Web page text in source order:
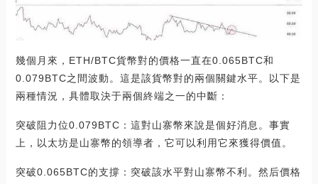
幾個月來，ETH/BTC貨幣對的價格一直在0.065BTC和
0.079BTC之間波動。這是該貨幣對的兩個關鍵水平。以下是
兩種情況，具體取決于兩個終端之一的中斷：
突破阻力位0.079BTC：這對山寨幣來說是個好消息。事實
上，以太坊是山寨幣的領導者，它可以利用它來獲得價值。
突破0.065BTC的支撐：突破該水平對山寨幣不利。然后價格